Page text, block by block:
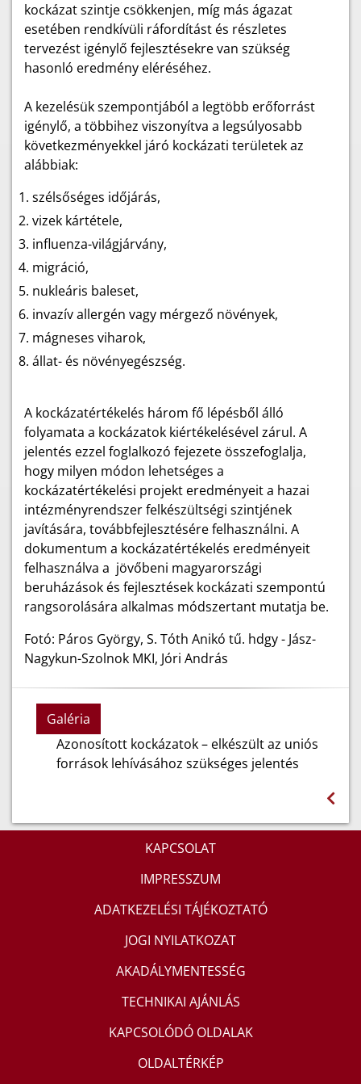
kockázat szintje csökkenjen, míg más ágazat
esetében rendkívüli ráfordítást és részletes
tervezést igénylő fejlesztésekre van szükség
hasonló eredmény eléréséhez.
A kezelésük szempontjából a legtöbb erőforrást
igénylő, a többihez viszonyítva a legsúlyosabb
következményekkel járó kockázati területek az
alábbiak:
szélsőséges időjárás,
vizek kártétele,
influenza-világjárvány,
migráció,
nukleáris baleset,
invazív allergén vagy mérgező növények,
mágneses viharok,
állat- és növényegészség.
A kockázatértékelés három fő lépésből álló
folyamata a kockázatok kiértékelésével zárul. A
jelentés ezzel foglalkozó fejezete összefoglalja,
hogy milyen módon lehetséges a
kockázatértékelési projekt eredményeit a hazai
intézményrendszer felkészültségi szintjének
javítására, továbbfejlesztésére felhasználni. A
dokumentum a kockázatértékelés eredményeit
felhasználva a jövőbeni magyarországi
beruházások és fejlesztések kockázati szempontú
rangsorolására alkalmas módszertant mutatja be.
Fotó: Páros György, S. Tóth Anikó tű. hdgy - Jász-
Nagykun-Szolnok MKI, Jóri András
Galéria
Azonosított kockázatok – elkészült az uniós
források lehívásához szükséges jelentés
KAPCSOLAT
IMPRESSZUM
ADATKEZELÉSI TÁJÉKOZTATÓ
JOGI NYILATKOZAT
AKADÁLYMENTESSÉG
TECHNIKAI AJÁNLÁS
KAPCSOLÓDÓ OLDALAK
OLDALTÉRKÉP